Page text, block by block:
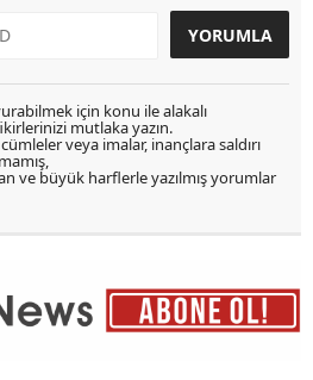
için konu ile alakalı
mutlaka yazın.
veya imalar, inançlara saldırı
ve büyük harflerle yazılmış yorumlar